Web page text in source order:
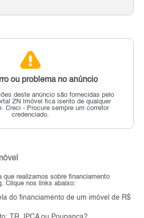
ou problema no anúncio
deste anúncio são fornecidas pelo
ZN Imóvel fica isento de qualquer
Creci - Procure sempre um corretor
credenciado.
que realizamos sobre financiamento
Clique nos links abaixo:
do financiamento de um imóvel de R$